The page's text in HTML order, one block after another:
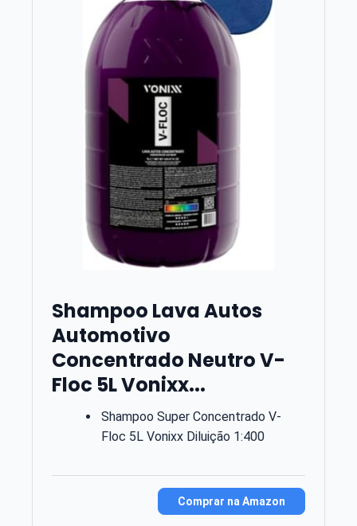
Shampoo Lava Autos
Automotivo
Concentrado Neutro V-
Floc 5L Vonixx...
Shampoo Super Concentrado V-
Floc 5L Vonixx Diluição 1:400
Comprar na Amazon